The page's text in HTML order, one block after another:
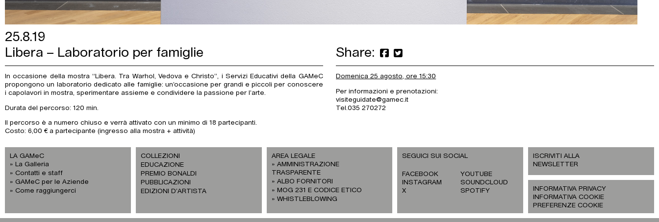
25.8.19
Libera – Laboratorio per famiglie
Share:
In occasione della mostra “Libera. Tra Warhol, Vedova e Christo”, i Servizi Educativi della GAMeC
propongono un laboratorio dedicato alle famiglie: un’occasione per grandi e piccoli per conoscere
i capolavori in mostra, sperimentare assieme e condividere la passione per l’arte.
Durata del percorso: 120 min.
Il percorso è a numero chiuso e verrà attivato con un minimo di 18 partecipanti.
Costo: 6,00 € a partecipante (ingresso alla mostra + attività)
Domenica 25 agosto, ore 15:30
Per informazioni e prenotazioni:
visiteguidate@gamec.it
Tel.035 270272
LA GAMeC
La Galleria
Contatti e staff
GAMeC per le Aziende
Come raggiungerci
COLLEZIONI
EDUCAZIONE
PREMIO BONALDI
PUBBLICAZIONI
EDIZIONI D’ARTISTA
AREA LEGALE
AMMINISTRAZIONE
TRASPARENTE
ALBO FORNITORI
MOG 231 E CODICE ETICO
WHISTLEBLOWING
SEGUICI SUI SOCIAL
FACEBOOK
INSTAGRAM
X
YOUTUBE
SOUNDCLOUD
SPOTIFY
ISCRIVITI ALLA
NEWSLETTER
INFORMATIVA PRIVACY
INFORMATIVA COOKIE
PREFERENZE COOKIE